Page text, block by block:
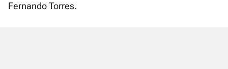
Fernando Torres.